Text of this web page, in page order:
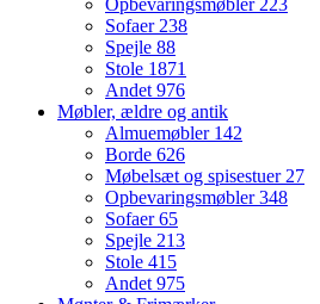
Sofaer 238
Spejle 88
Stole 1871
Andet 976
Møbler, ældre og antik
Almuemøbler 142
Borde 626
Møbelsæt og spisestuer 27
Opbevaringsmøbler348
Sofaer65
Spejle 213
Stole 415
Andet 975